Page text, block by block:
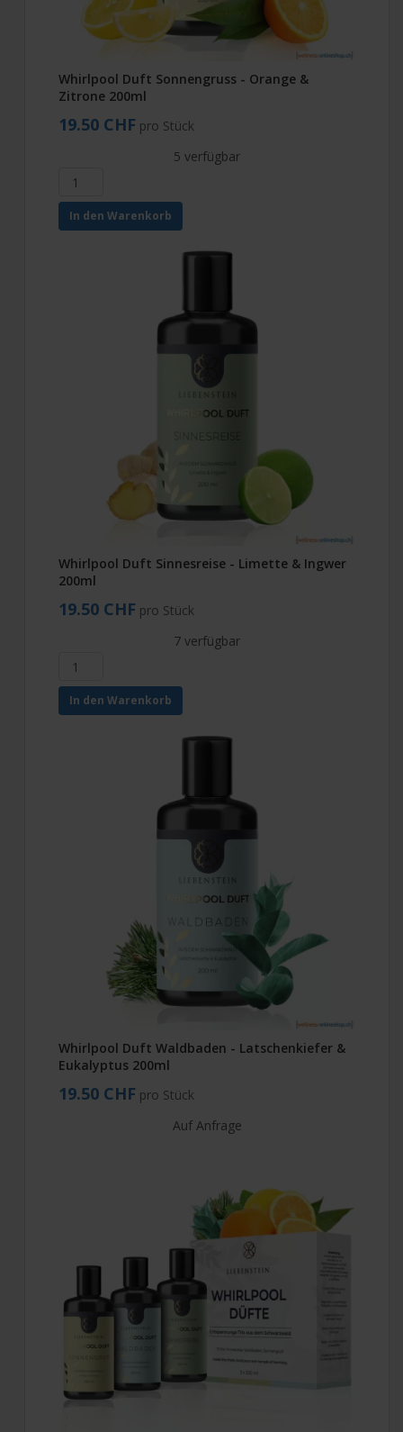
Whirlpool Duft Sonnengruss - Orange &
Zitrone 200ml
19.50 CHF pro Stück
5 verfügbar
In den Warenkorb
Whirlpool Duft Sinnesreise - Limette & Ingwer
200ml
19.50 CHF pro Stück
7 verfügbar
In den Warenkorb
Whirlpool Duft Waldbaden - Latschenkiefer &
Eukalyptus 200ml
19.50 CHF pro Stück
Auf Anfrage